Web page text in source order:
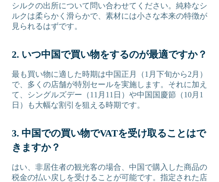
シルクの出所について問い合わせてください。純粋なシ
ルクは柔らかく滑らかで、素材には小さな本来の特徴が
見られるはずです。
2. いつ中国で買い物をするのが最適ですか？
最も買い物に適した時期は中国正月（1月下旬から2月）
で、多くの店舗が特別セールを実施します。それに加え
て、シングルズデー（11月11日）や中国国慶節（10月1
日）も大幅な割引を狙える時期です。
3. 中国での買い物でVATを受け取ることはで
きますか？
はい、非居住者の観光客の場合、中国で購入した商品の
税金の払い戻しを受けることが可能です。指定された店